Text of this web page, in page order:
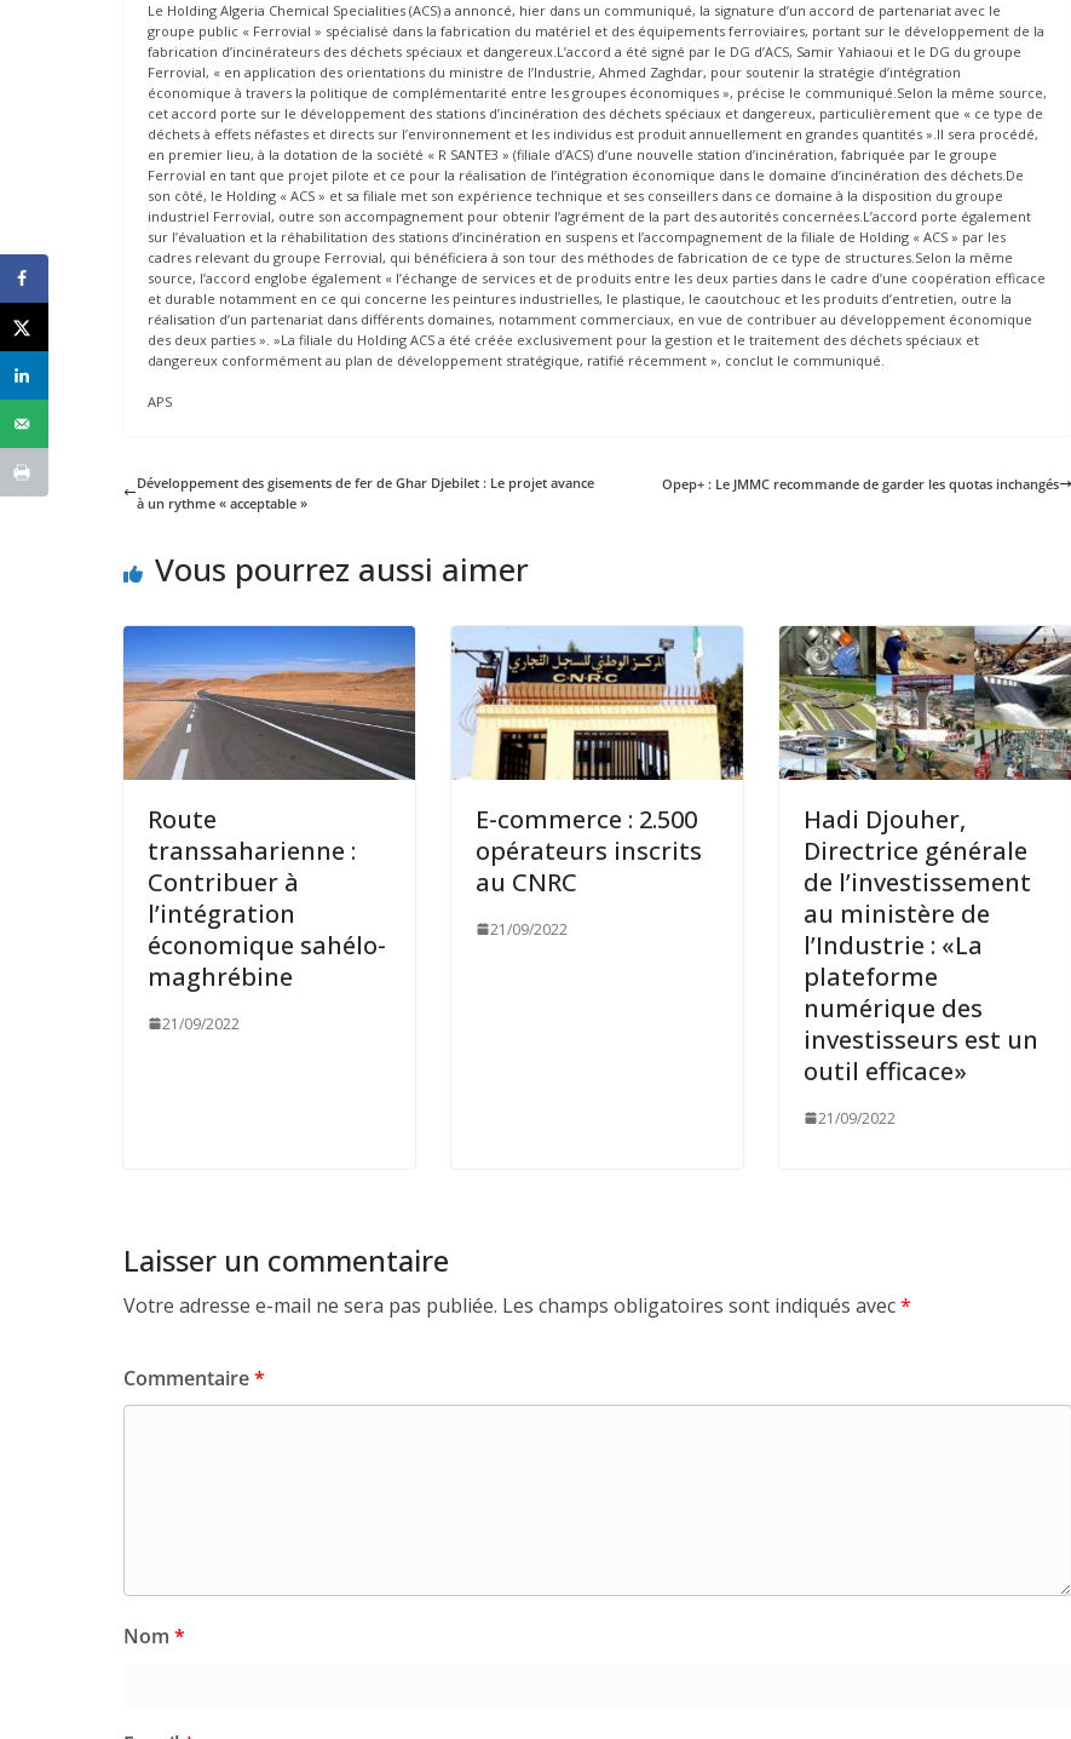
Le Holding Algeria Chemical Specialities (ACS) a annoncé, hier dans un communiqué, la signature d’un accord de partenariat avec le
groupe public « Ferrovial » spécialisé dans la fabrication du matériel et des équipements ferroviaires, portant sur le développement de la
fabrication d’incinérateurs des déchets spéciaux et dangereux.L’accord a été signé par le DG d’ACS, Samir Yahiaoui et le DG du groupe
Ferrovial, « en application des orientations du ministre de l’Industrie, Ahmed Zaghdar, pour soutenir la stratégie d’intégration
économique à travers la politique de complémentarité entre les groupes économiques », précise le communiqué.Selon la même source,
cet accord porte sur le développement des stations d’incinération des déchets spéciaux et dangereux, particulièrement que « ce type de
déchets à effets néfastes et directs sur l’environnement et les individus est produit annuellement en grandes quantités ».Il sera procédé,
en premier lieu, à la dotation de la société « R SANTE3 » (filiale d’ACS) d’une nouvelle station d’incinération, fabriquée par le groupe
Ferrovial en tant que projet pilote et ce pour la réalisation de l’intégration économique dans le domaine d’incinération des déchets.De
son côté, le Holding « ACS » et sa filiale met son expérience technique et ses conseillers dans ce domaine à la disposition du groupe
industriel Ferrovial, outre son accompagnement pour obtenir l’agrément de la part des autorités concernées.L’accord porte également
sur l’évaluation et la réhabilitation des stations d’incinération en suspens et l’accompagnement de la filiale de Holding « ACS » par les
cadres relevant du groupe Ferrovial, qui bénéficiera à son tour des méthodes de fabrication de ce type de structures.Selon la même
source, l’accord englobe également « l’échange de services et de produits entre les deux parties dans le cadre d’une coopération efficace
et durable notamment en ce qui concerne les peintures industrielles, le plastique, le caoutchouc et les produits d’entretien, outre la
réalisation d’un partenariat dans différents domaines, notamment commerciaux, en vue de contribuer au développement économique
des deux parties ». »La filiale du Holding ACS a été créée exclusivement pour la gestion et le traitement des déchets spéciaux et
dangereux conformément au plan de développement stratégique, ratifié récemment », conclut le communiqué.
APS
Développement des gisements de fer de Ghar Djebilet : Le projet avance
à un rythme « acceptable »
Opep+ : Le JMMC recommande de garder les quotas inchangés
Vous pourrez aussi aimer
Route
transsaharienne :
Contribuer à
l’intégration
économique sahélo-
maghrébine
21/09/2022
E-commerce : 2.500
opérateurs inscrits
au CNRC
21/09/2022
Hadi Djouher,
Directrice générale
de l’investissement
au ministère de
l’Industrie : «La
plateforme
numérique des
investisseurs est un
outil efficace»
21/09/2022
Laisser un commentaire
Votre adresse e-mail ne sera pas publiée. Les champs obligatoires sont indiqués avec*
Commentaire*
Nom *